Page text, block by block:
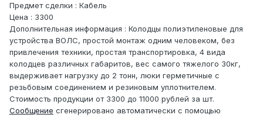
Предмет сделки : Кабель
Цена : 3300
Дополнительная информация : Колодцы полиэтиленовые для
устройства ВОЛС, простой монтаж одним человеком, без
привлечения техники, простая транспортировка, 4 вида
колодцев различных габаритов, вес самого тяжелого 30кг,
выдерживает нагрузку до 2 тонн, люки герметичные с
резьбовым соединением и резиновым уплотнителем.
Стоимость продукции от 3300 до 11000 рублей за шт.
Сообщение сгенерировано автоматически с помощью